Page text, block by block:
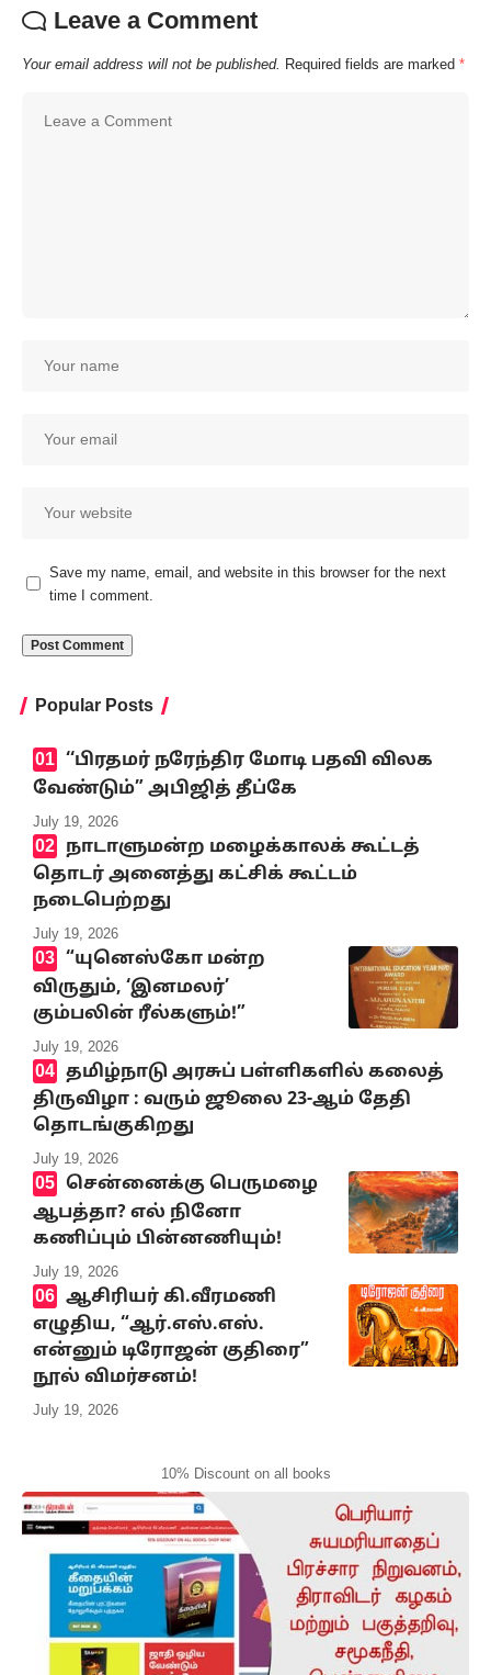
Leave a Comment
Your email address will not be published. Required fields are marked *
Save my name, email, and website in this browser for the next
time I comment.
Popular Posts
‘‘பிரதமர் நரேந்திர மோடி பதவி விலக
வேண்டும்” அபிஜித் தீப்கே
July 19, 2026
நாடாளுமன்ற மழைக்காலக் கூட்டத்
தொடர் அனைத்து கட்சிக் கூட்டம்
நடைபெற்றது
July 19, 2026
“யுனெஸ்கோ மன்ற
விருதும், ‘இனமலர்’
கும்பலின் ரீல்களும்!”
July 19, 2026
தமிழ்நாடு அரசுப் பள்ளிகளில் கலைத்
திருவிழா : வரும் ஜூலை 23-ஆம் தேதி
தொடங்குகிறது
July 19, 2026
சென்னைக்கு பெருமழை
ஆபத்தா? எல் நினோ
கணிப்பும் பின்னணியும்!
July 19, 2026
ஆசிரியர் கி.வீரமணி
எழுதிய, “ஆர்.எஸ்.எஸ்.
என்னும் டிரோஜன் குதிரை”
நூல் விமர்சனம்!
July 19, 2026
10% Discount on all books